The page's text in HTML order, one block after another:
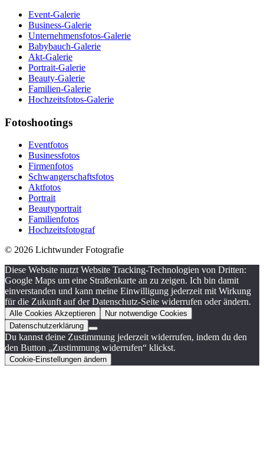
Event-Galerie
Business-Galerie
Unternehmensfotos-Galerie
Babybauch-Galerie
Akt-Galerie
Portrait-Galerie
Beauty-Galerie
Familien-Galerie
Hochzeitsfotos-Galerie
Fotoshootings
Eventfotos
Businessfotos
Firmenfotos
Schwangerschaftsfotos
Aktfotos
Portrait
Beautyportrait
Familienfotos
Hochzeitsfotograf
© 2026 Lichtwunder Fotografie
Diese Website nutzt Website Tracking-Technologien von Dritten:
Google Maps um eine Straßenkarte an zu zeigen. Ich bin damit
einverstanden und kann meine Einwilligung jederzeit mit Wirkung
für die Zukunft auf der Datenschutz-Seite widerrufen oder ändern.
Alle Cookies Akzeptieren
Nur notwendige Cookies
Datenschutzerklärung
Du kannst deine Zustimmung jederzeit widerrufen, indem du den
den Button „Zustimmung widerrufen“ klickst.
Cookie-Einstellungen ändern